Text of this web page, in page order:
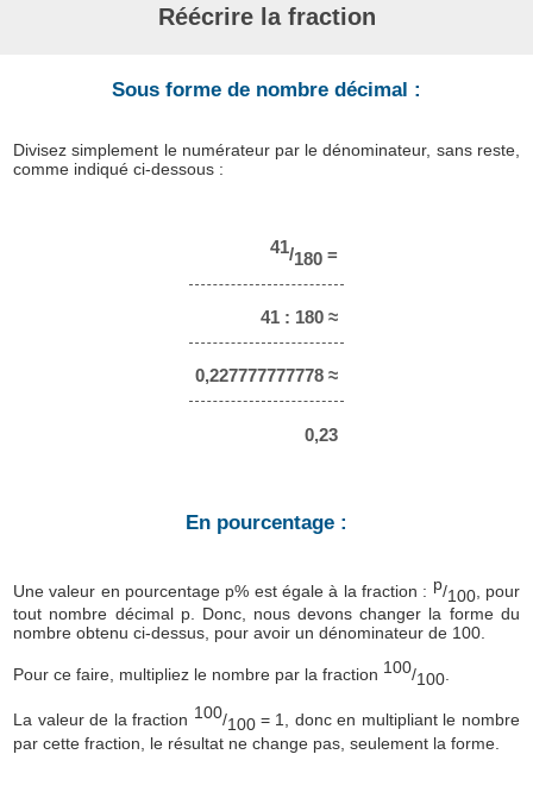
Réécrire la fraction
Sous forme de nombre décimal :
Divisez simplement le numérateur par le dénominateur, sans reste,
comme indiqué ci-dessous :
41/180 =
41 : 180 ≈
0,227777777778 ≈
0,23
En pourcentage :
Une valeur en pourcentage p% est égale à la fraction : p/100, pour
tout nombre décimal p. Donc, nous devons changer la forme du
nombre obtenu ci-dessus, pour avoir un dénominateur de 100.
Pour ce faire, multipliez le nombre par la fraction 100/100
La valeur de la fraction 100/100= 1, donc en multipliant le nombre
par cette fraction, le résultat ne change pas, seulement la forme.